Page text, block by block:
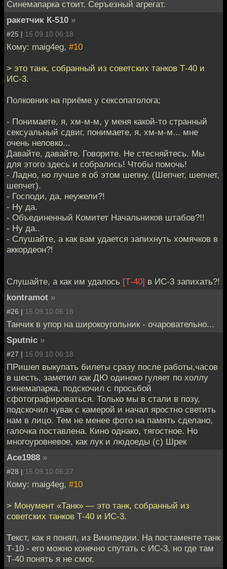
Синемапарка стоит. Серъезный агрегат.
ракетчик К-510 »
#25 | 15.09.10 06:18
Кому: maig4eg, #10
> это танк, собранный из советских танков Т-40 и
ИС-3.
Полковник на приёме у сексопатолога;
- Понимаете, я, хм-м-м, у меня какой-то странный
сексуальный сдвиг, понимаете, я, хм-м-м... мне
очень неловко...
Давайте, давайте. Говорите. Не стесняйтесь. Мы
для этого здесь и собрались! Чтобы помочь!
- Ладно, но лучше я об этом шепну. (Шепчет, шепчет,
шепчет).
- Господи, да, неужели?!
- Ну да.
- Объединенный Комитет Начальников штабов?!!
- Ну да..
- Слушайте, а как вам удается запихнуть хомячков в
аккордеон?!
Слушайте, а как им удалось [Т-40] в ИС-3 запихать?!
kontramot »
#26 | 15.09.10 06:18
Танчик в упор на широкоугольник - очаровательно...
Sputnic »
#27 | 15.09.10 06:18
ПРишел выкупать билеты сразу после работы,часов
в шесть, заметил как ДЮ одиноко гуляет по холлу
синемапарка, подскочил с просьбой
сфотографироваться. Только мы в стали в позу,
подскочил чувак с камерой и начал яростно светить
нам в лицо. Тем не менее фото на память сделано,
галочка поставлена. Кино однако, тягостное. Но
многоуровневое, как лук и людоеды (с) Шрек
Ace1988 »
#28 | 15.09.10 06:27
Кому: maig4eg, #10
> Монумент «Танк» — это танк, собранный из
советских танков Т-40 и ИС-3.
Текст, как я понял, из Википедии. На постаменте танк
Т-10 - его можно конечно спутать с ИС-3, но где там
Т-40 понять я не смог.